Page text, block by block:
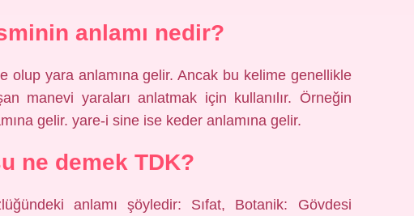
anlamı nedir?
olup yara anlamına gelir. Ancak bu kelime genellikle
manevi yaraları anlatmak için kullanılır. Örneğin
gelir. yare-i sine ise keder anlamına gelir.
ne demek TDK?
anlamı şöyledir: Sıfat, Botanik: Gövdesi